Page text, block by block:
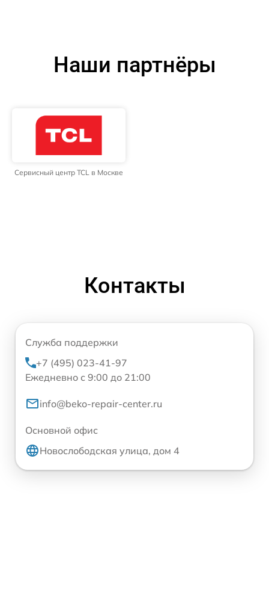
Наши партнёры
Сервисный центр TCL в Москве
Контакты
Служба поддержки
+7 (495) 023-41-97
Ежедневно с 9:00 до 21:00
info@beko-repair-center.ru
Основной офис
Новослободская улица, дом 4